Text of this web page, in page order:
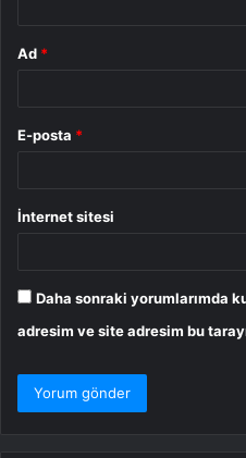
Ad *
E-posta *
İnternet sitesi
Daha sonraki yorumlarımda
adresim ve site adresim bu